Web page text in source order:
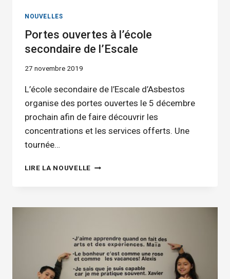
NOUVELLES
Portes ouvertes à l’école
secondaire de l’Escale
27 novembre 2019
L’école secondaire de l’Escale d’Asbestos
organise des portes ouvertes le 5 décembre
prochain afin de faire découvrir les
concentrations et les services offerts. Une
tournée…
LIRE LA NOUVELLEPORTES
SECONDAIRE